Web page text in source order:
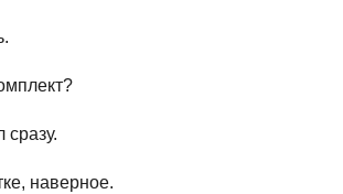
сразу.
наверное.